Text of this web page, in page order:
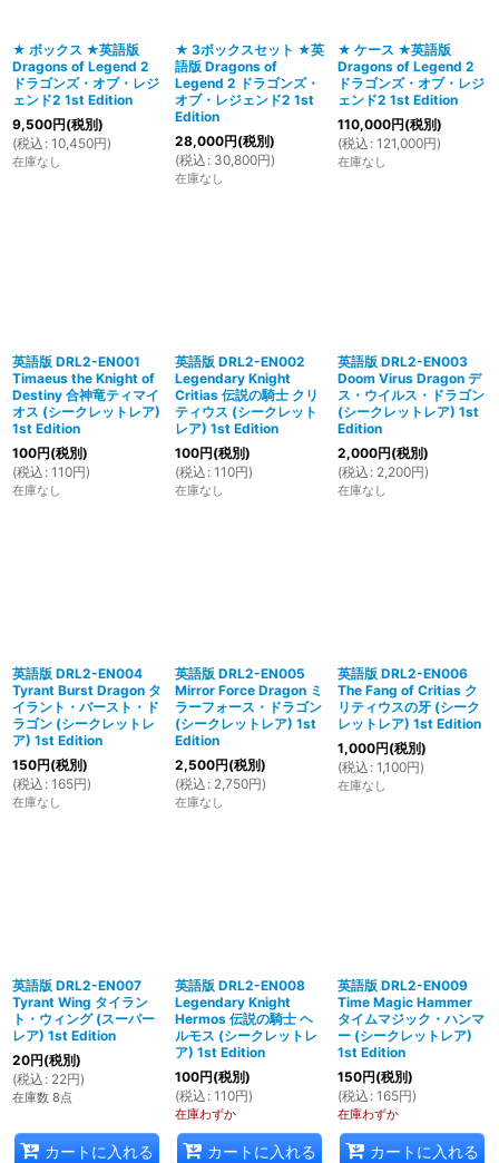
絞り込む
★ ボックス ★英語版
Dragons of Legend 2
ドラゴンズ・オブ・レジ
ェンド2 1st Edition
9,500円(税別)
(税込 : 10,450円)
在庫なし
★ 3ボックスセット ★英
語版 Dragons of
Legend 2 ドラゴンズ・
オブ・レジェンド2 1st
Edition
28,000円(税別)
(税込 : 30,800円)
在庫なし
★ ケース ★英語版
Dragons of Legend 2
ドラゴンズ・オブ・レジ
ェンド2 1st Edition
110,000円(税別)
(税込 : 121,000円)
在庫なし
英語版 DRL2-EN001
Timaeus the Knight of
Destiny 合神竜ティマイ
オス (シークレットレア)
1st Edition
100円(税別)
(税込 : 110円)
在庫なし
英語版 DRL2-EN002
Legendary Knight
Critias 伝説の騎士 クリ
ティウス (シークレット
レア) 1st Edition
100円(税別)
(税込 : 110円)
在庫なし
英語版 DRL2-EN003
Doom Virus Dragon デ
ス・ウイルス・ドラゴン
(シークレットレア) 1st
Edition
2,000円(税別)
(税込 : 2,200円)
在庫なし
英語版 DRL2-EN004
Tyrant Burst Dragon タ
イラント・バースト・ド
ラゴン (シークレットレ
ア) 1st Edition
150円(税別)
(税込 : 165円)
在庫なし
英語版 DRL2-EN005
Mirror Force Dragon ミ
ラーフォース・ドラゴン
(シークレットレア) 1st
Edition
2,500円(税別)
(税込 : 2,750円)
在庫なし
英語版 DRL2-EN006
The Fang of Critias ク
リティウスの牙 (シーク
レットレア) 1st Edition
1,000円(税別)
(税込 : 1,100円)
在庫なし
英語版 DRL2-EN007
Tyrant Wing タイラン
ト・ウィング (スーパー
レア) 1st Edition
20円(税別)
(税込 : 22円)
在庫数 8点
カートに入れる
英語版 DRL2-EN008
Legendary Knight
Hermos 伝説の騎士 ヘ
ルモス (シークレットレ
ア) 1st Edition
100円(税別)
(税込 : 110円)
在庫わずか
カートに入れる
英語版 DRL2-EN009
Time Magic Hammer
タイムマジック・ハンマ
ー (シークレットレア)
1st Edition
150円(税別)
(税込 : 165円)
在庫わずか
カートに入れる